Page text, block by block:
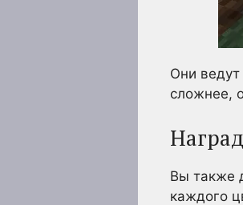
Они ведут
сложнее,
Вы также
каждого